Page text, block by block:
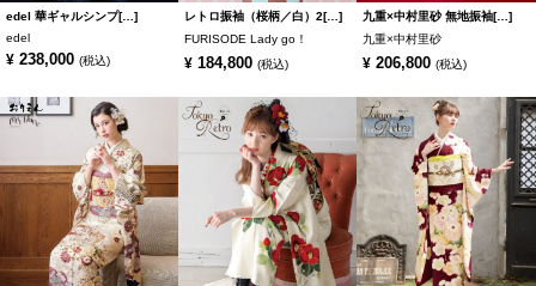
edel 華ギャルシンプ[…]
edel
¥ 238,000 (税込)
レトロ振袖（桜柄／白）2[…]
FURISODE Lady go！
¥ 184,800 (税込)
九重×中村里砂 無地振袖[…]
九重×中村里砂
¥ 206,800 (税込)